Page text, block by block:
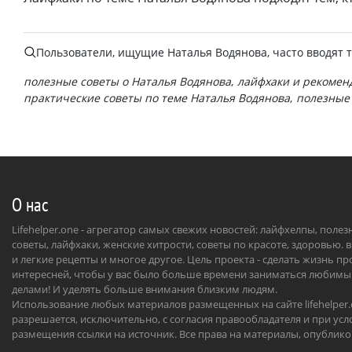
Пользователи, ищущие Наталья Водянова, часто вводят
полезные советы о Наталья Водянова лайфхаки и
практические советы по теме Наталья Водянова
О нас
Lifehelper.one - агрегатор самых свежих новостей: лайфхелпы,
советы, лайфхаки, женские хитрости, советы по красоте, здоровью.
и легкие рецепты и многое другое. Цель проекта - сделать жизнь
интересней, чтобы у вас было больше времени заниматься
делами! И уделять больше внимания близким людям.
Использование любых материалов размещенных на сайте
разрешается, исключительно, с согласия правообладателя и при
размещения ссылки на источник. Все права на материалы,